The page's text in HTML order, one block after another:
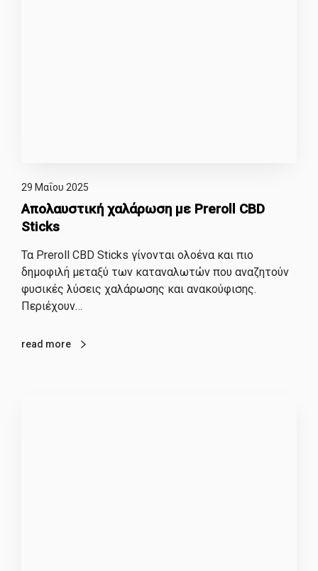
29 Μαΐου 2025
Απολαυστική χαλάρωση με Preroll CBD
Sticks
Τα Preroll CBD Sticks γίνονται ολοένα και πιο
δημοφιλή μεταξύ των καταναλωτών που αναζητούν
φυσικές λύσεις χαλάρωσης και ανακούφισης.
Περιέχουν…
read more